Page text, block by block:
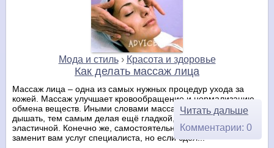
Мода и стиль› Красота и здоровье
Как делать массаж лица
Массаж лица – одна из самых нужных процедур ухода за
кожей. Массаж улучшает кровообращение и нормализацию
обмена веществ. Иными словами массаж помогает коже
дышать, тем самым делая ещё гладкой, молодой и
эластичной. Конечно же, самостоятельный массаж не
заменит вам услуг специалиста, но если сдел...
Читать дальше
Комментарии: 0